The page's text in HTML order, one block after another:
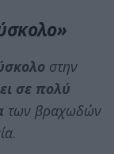
στην
σε πολύ
των βραχωδών